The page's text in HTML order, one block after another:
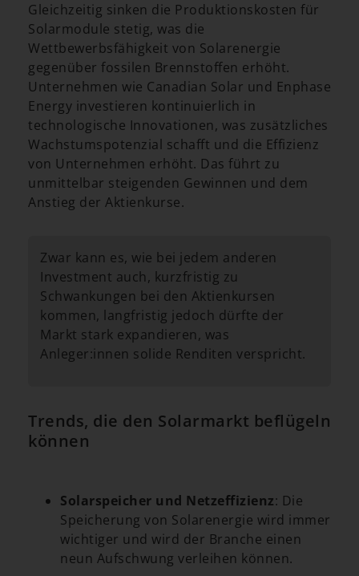
Gleichzeitig sinken die Produktionskosten für
Solarmodule stetig, was die
Wettbewerbsfähigkeit von Solarenergie
gegenüber fossilen Brennstoffen erhöht.
Unternehmen wie Canadian Solar und Enphase
Energy investieren kontinuierlich in
technologische Innovationen, was zusätzliches
Wachstumspotenzial schafft und die Effizienz
von Unternehmen erhöht. Das führt zu
unmittelbar steigenden Gewinnen und dem
Anstieg der Aktienkurse.
Zwar kann es, wie bei jedem anderen
Investment auch, kurzfristig zu
Schwankungen bei den Aktienkursen
kommen, langfristig jedoch dürfte der
Markt stark expandieren, was
Anleger:innen solide Renditen verspricht.
Trends, die den Solarmarkt beflügeln
können
Solarspeicher und Netzeffizienz: Die
Speicherung von Solarenergie wird immer
wichtiger und wird der Branche einen
neun Aufschwung verleihen können.